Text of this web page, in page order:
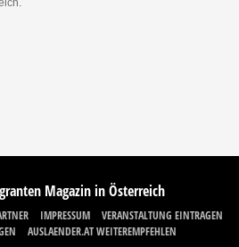
Magazin in Österreich
IMPRESSUM
VERANSTALTUNG EINTRAGEN
AUSLAENDER.AT WEITEREMPFEHLEN